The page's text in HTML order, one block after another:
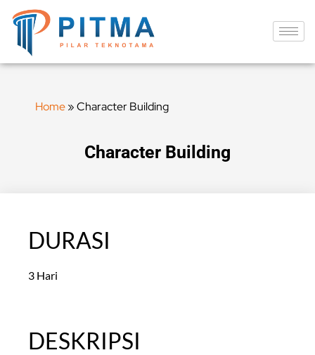
Home»Character Building
Character Building
DURASI
3 Hari
DESKRIPSI